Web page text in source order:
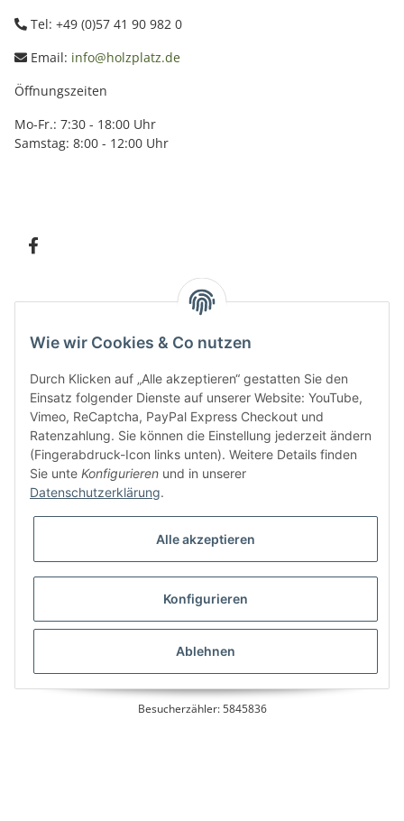
Tel: +49 (0)57 41 90 982 0
Email: info@holzplatz.de
Öffnungszeiten
Mo-Fr.: 7:30 - 18:00 Uhr
Samstag: 8:00 - 12:00 Uhr
Bitte senden Sie mir entsprechend IhrerDatenschutzerklärungregelmäßig und
jederzeit widerruflich Informationen zu Ihrem Produktsortiment per E-Mail zu.
* Alle Preise inkl. gesetzlicher USt., zzgl.
Besucherzähler: 5845836
Wie wir Cookies & Co nutzen
Durch Klicken auf „Alle akzeptieren“ gestatten Sie den
Einsatz folgender Dienste auf unserer Website: YouTube,
Vimeo, ReCaptcha, PayPal Express Checkout und
Ratenzahlung. Sie können die Einstellung jederzeit ändern
(Fingerabdruck-Icon links unten). Weitere Details finden
Sie unte Konfigurieren und in unserer
Datenschutzerklärung.
Alle akzeptieren
Konfigurieren
Ablehnen